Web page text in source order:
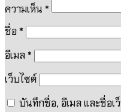
ความเห็น *
ชื่อ*
อีเมล*
เว็บไซต์
บันทึกชื่อ, อีเมล และชื่อเ